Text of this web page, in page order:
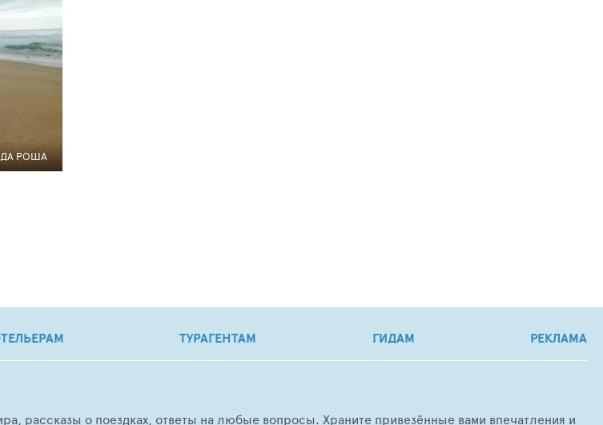
РОША
ТУРАГЕНТАМ ГИДАМ РЕКЛАМА
рассказы о поездках, ответы на любые вопросы. Храните привезённые вами впечатления и